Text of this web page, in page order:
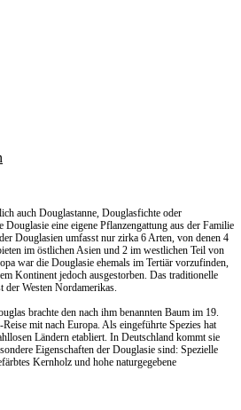
auch Douglastanne, Douglasfichte oder
eine eigene Pflanzengattung aus der Familie
Douglasien umfasst nur zirka 6 Arten, von denen 4
im östlichen Asien und 2 im westlichen Teil von
war die Douglasie ehemals im Tertiär vorzufinden,
Kontinent jedoch ausgestorben. Das traditionelle
der Westen Nordamerikas.
brachte den nach ihm benannten Baum im 19.
mit nach Europa. Als eingeführte Spezies hat
Ländern etabliert. In Deutschland kommt sie
Eigenschaften der Douglasie sind: Spezielle
Kernholz und hohe naturgegebene